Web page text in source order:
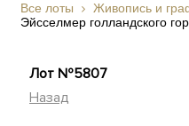
Все лоты Живопись и
Эйсселмер голландского
Лот №5807
Назад